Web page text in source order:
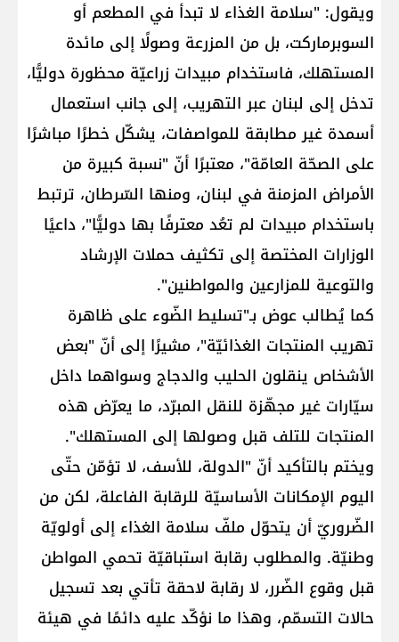
ويقول: "سلامة الغذاء لا تبدأ في المطعم أو
السوبرماركت، بل من المزرعة وصولًا إلى مائدة
المستهلك، فاستخدام مبيدات زراعيّة محظورة دوليًّا،
تدخل إلى لبنان عبر التهريب، إلى جانب استعمال
أسمدة غير مطابقة للمواصفات، يشكّل خطرًا مباشرًا
على الصحّة العامّة"، معتبرًا أنّ "نسبة كبيرة من
الأمراض المزمنة في لبنان، ومنها السّرطان، ترتبط
باستخدام مبيدات لم تعُد معترفًا بها دوليًّا"، داعيًا
الوزارات المختصة إلى تكثيف حملات الإرشاد
والتوعية للمزارعين والمواطنين".
كما يُطالب عوض بـ"تسليط الضّوء على ظاهرة
تهريب المنتجات الغذائيّة"، مشيرًا إلى أنّ "بعض
الأشخاص ينقلون الحليب والدجاج وسواهما داخل
سيّارات غير مجهّزة للنقل المبرّد، ما يعرّض هذه
المنتجات للتلف قبل وصولها إلى المستهلك".
ويختم بالتأكيد أنّ "الدولة، للأسف، لا تؤمّن حتّى
اليوم الإمكانات الأساسيّة للرقابة الفاعلة، لكن من
الضّروريّ أن يتحوّل ملفّ سلامة الغذاء إلى أولويّة
وطنيّة. والمطلوب رقابة استباقيّة تحمي المواطن
قبل وقوع الضّرر، لا رقابة لاحقة تأتي بعد تسجيل
حالات التسمّم، وهذا ما نؤكّد عليه دائمًا في هيئة